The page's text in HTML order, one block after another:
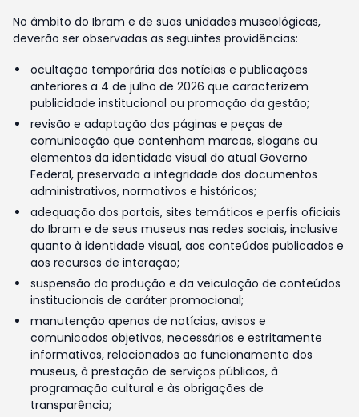
No âmbito do Ibram e de suas unidades museológicas,
deverão ser observadas as seguintes providências:
ocultação temporária das notícias e publicações
anteriores a 4 de julho de 2026 que caracterizem
publicidade institucional ou promoção da gestão;
revisão e adaptação das páginas e peças de
comunicação que contenham marcas, slogans ou
elementos da identidade visual do atual Governo
Federal, preservada a integridade dos documentos
administrativos, normativos e históricos;
adequação dos portais, sites temáticos e perfis oficiais
do Ibram e de seus museus nas redes sociais, inclusive
quanto à identidade visual, aos conteúdos publicados e
aos recursos de interação;
suspensão da produção e da veiculação de conteúdos
institucionais de caráter promocional;
manutenção apenas de notícias, avisos e
comunicados objetivos, necessários e estritamente
informativos, relacionados ao funcionamento dos
museus, à prestação de serviços públicos, à
programação cultural e às obrigações de
transparência;